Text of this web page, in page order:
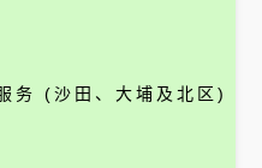
务 (沙田、大埔及北区)